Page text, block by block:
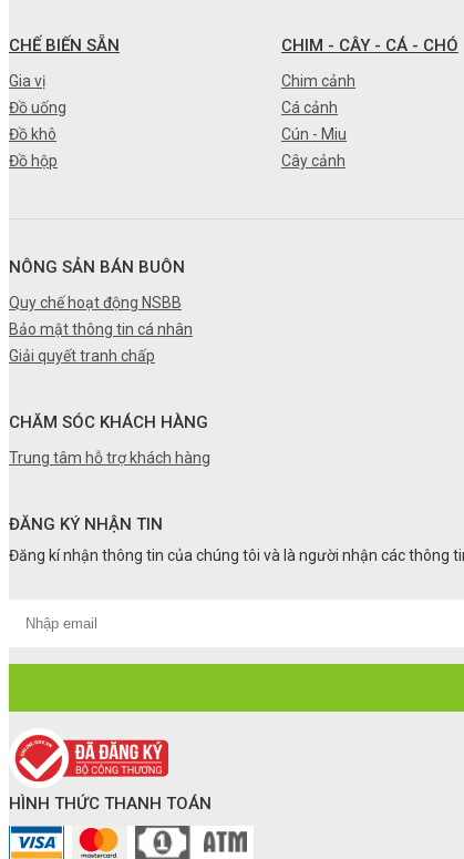
•
• Sản phẩm- Dịch vụ #
• Kỹ thuật - Công nghệ
CHẾ BIẾN SẴN
Gia vị
Đồ uống
Đồ khô
Đồ hộp
CHIM - CÂY - CÁ - CHÓ
Chim cảnh
Cá cảnh
Cún - Miu
Cây cảnh
NÔNG SẢN BÁN BUÔN
Quy chế hoạt động NSBB
Bảo mật thông tin cá nhân
Giải quyết tranh chấp
CHĂM SÓC KHÁCH HÀNG
Trung tâm hỗ trợ khách hàng
ĐĂNG KÝ NHẬN TIN
Đăng kí nhận thông tin của chúng tôi và là người nhận các thông
HÌNH THỨC THANH TOÁN